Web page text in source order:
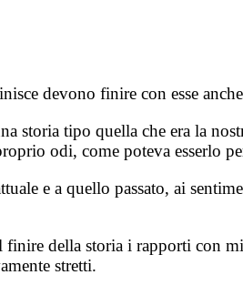
devono finire con esse
storia tipo quella che era la
odi, come poteva esserlo
e a quello passato, ai
della storia i rapporti con
stretti.